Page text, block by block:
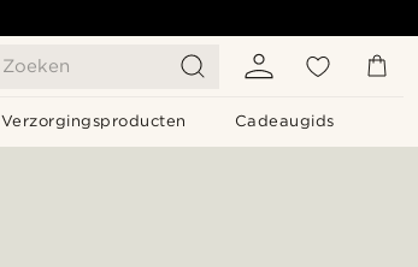
Zoeken
Verzorgingsproducten Cadeaugids